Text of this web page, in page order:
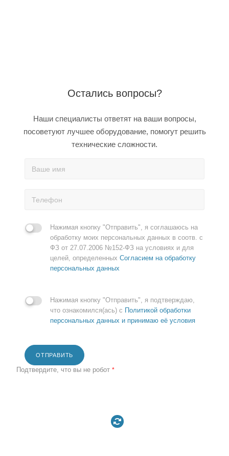
Остались вопросы?
Наши специалисты ответят на ваши вопросы,
посоветуют лучшее оборудование, помогут решить
технические сложности.
Нажимая кнопку "Отправить", я соглашаюсь на
обработку моих персональных данных в соотв. с
ФЗ от 27.07.2006 №152-ФЗ на условиях и для
целей, определенных Согласием на обработку
персональных данных
Нажимая кнопку "Отправить", я подтверждаю,
что ознакомился(ась) с Политикой обработки
персональных данных и принимаю её условия
ОТПРАВИТЬ
Подтвердите, что вы не робот *